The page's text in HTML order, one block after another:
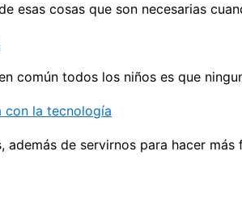
esas cosas que son necesarias
común todos los niños es que
con la tecnología
además de servirnos para hacer